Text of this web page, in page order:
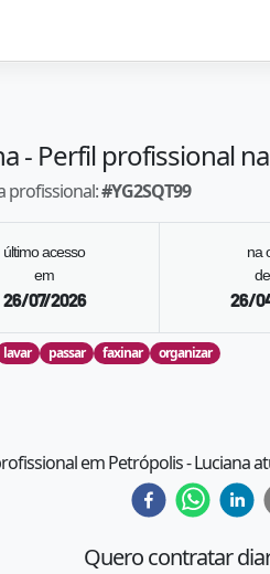
- Perfil profissional
profissional:#YG2SQT99
último acesso
em
26/07/2026
na
26/
lavar passar faxinar organizar
em Petrópolis - Luciana
Quero contratar